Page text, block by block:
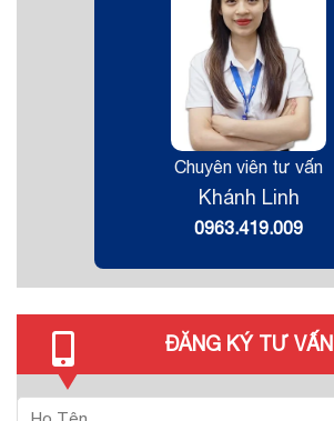
Chuyên viên tư vấn
Khánh Linh
0963.419.009
ĐĂNG KÝ TƯ VẤN